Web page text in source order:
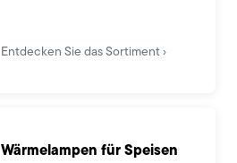
Entdecken Sie das Sortiment
Wärmelampen für Speisen